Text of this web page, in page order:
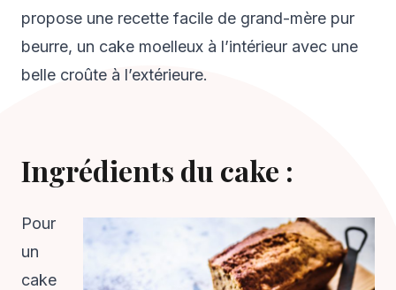
propose une recette facile de grand-mère pur
beurre, un cake moelleux à l’intérieur avec une
belle croûte à l’extérieure.
Ingrédients du cake :
Pour
un
cake